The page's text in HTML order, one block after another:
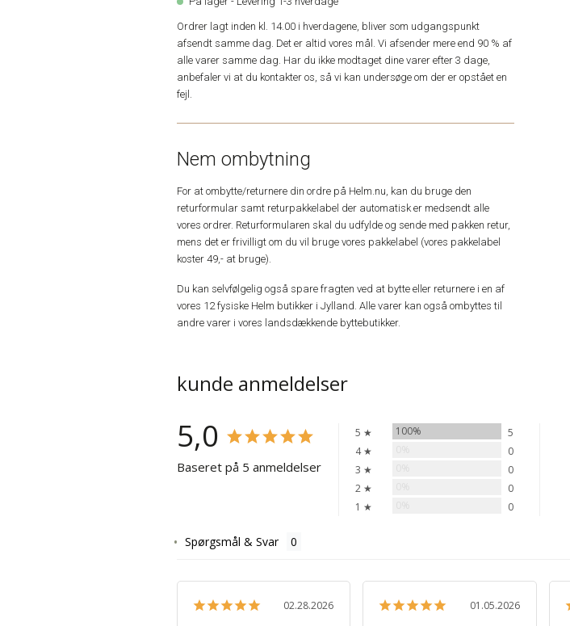
Ordrer lagt inden kl. 14.00 i hverdagene, bliver som udgangspunkt
afsendt samme dag. Det er altid vores mål. Vi afsender mere end 90 % af
alle varer samme dag. Har du ikke modtaget dine varer efter 3 dage,
anbefaler vi at du kontakter os, så vi kan undersøge om der er opstået en
fejl.
Nem ombytning
For at ombytte/returnere din ordre på Helm.nu, kan du bruge den
returformular samt returpakkelabel der automatisk er medsendt alle
vores ordrer. Returformularen skal du udfylde og sende med pakken retur,
mens det er frivilligt om du vil bruge vores pakkelabel (vores pakkelabel
koster 49,- at bruge).
Du kan selvfølgelig også spare fragten ved at bytte eller returnere i en af
vores 12 fysiske Helm butikker i Jylland. Alle varer kan også ombyttes til
andre varer i vores landsdækkende byttebutikker.
kunde anmeldelser
5,0
Baseret på 5 anmeldelser
5 ★ 100%
5
4 ★
0
3 ★
0
2 ★
0
1 ★
0
Spørgsmål & Svar
02.28.2026 01.05.2026